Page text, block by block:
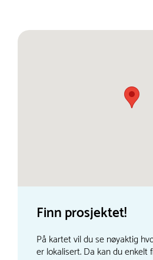
Finn prosjektet!
På kartet vil du se nøyaktig
er lokalisert. Da kan du enkelt